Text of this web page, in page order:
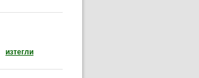
изтеглидокумент: Регионална програма за